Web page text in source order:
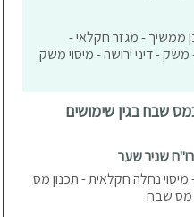
ממשיך - מגזר חקלאי -
- דיני ירושה - מיסוי משק
שבח בגין שימושים
שניר שער
נחלה חקלאית - תכנון מס
- מס שבח